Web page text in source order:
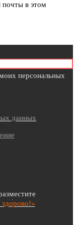
почты в этом
персональных
данных